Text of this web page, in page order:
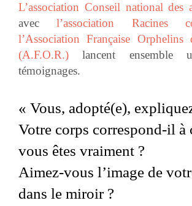
L’association Conseil national des
avecl’association Racines
l’Association Française Orphelins
(A.F.O.R.) lancent ensemble
témoignages.
« Vous, adopté(e),
Votre corps correspond-il à
vous êtes vraiment ?
Aimez-vous l’image de
dans le miroir ?